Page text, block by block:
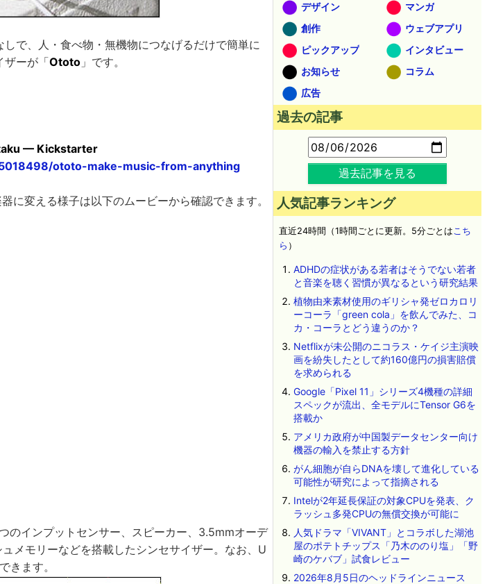
で、人・食べ物・無機物につなげるだけで簡単に
ザーが「Ototo 」です。
— Kickstarter
ototo-make-music-from-anything
に変える様子は以下のムービーから確認できます。
のインプットセンサー、スピーカー、3.5mmオーデ
メモリーなどを搭載したシンセサイザー。なお、U
きます。
デザイン
マンガ
創作
ウェブアプリ
ピックアップ
インタビュー
お知らせ
コラム
広告
過去の記事
過去記事を見る
人気記事ランキング
直近24時間（1時間ごとに更新。5分ごとはこち
ら ）
ADHDの症状がある若者はそうでない若者
と音楽を聴く習慣が異なるという研究結果
植物由来素材使用のギリシャ発ゼロカロリ
ーコーラ「green cola」を飲んでみた、コ
カ・コーラとどう違うのか？
Netflixが未公開のニコラス・ケイジ主演映
画を紛失したとして約160億円の損害賠償
を求められる
Google「Pixel 11」シリーズ4機種の詳細
スペックが流出、全モデルにTensor G6を
搭載か
アメリカ政府が中国製データセンター向け
機器の輸入を禁止する方針
がん細胞が自らDNAを壊して進化している
可能性が研究によって指摘される
Intelが2年延長保証の対象CPUを発表、ク
ラッシュ多発CPUの無償交換が可能に
人気ドラマ「VIVANT」とコラボした湖池
屋のポテトチップス「乃木ののり塩」「野
崎のケバブ」試食レビュー
2026年8月5日のヘッドラインニュース